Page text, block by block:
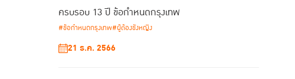
ครบรอบ 13 ปี ข้อกำหนดกรุงเทพ
#ข้อกำหนดกรุงเทพ#ผู้ต้องขังหญิง
21 ธ.ค. 2566